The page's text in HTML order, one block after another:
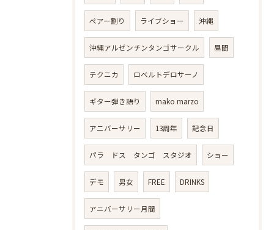
ペアー割り ライブショー 沖縄
沖縄アルゼンチンタンゴサークル 昼間
テクニカ ロベルトデロサーノ
ギター弾き語り mako marzo
アニバーサリー 13周年 記念日
パラ ドス タンゴ スタジオ ショー
デモ 男女 FREE DRINKS
アニバーサリー月間